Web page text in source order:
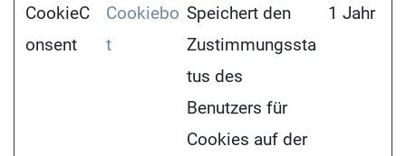
CookieC
onsent
Cookiebo
t
Speichert den
Zustimmungssta
tus des
Benutzers für
Cookies auf der
1 Jahr